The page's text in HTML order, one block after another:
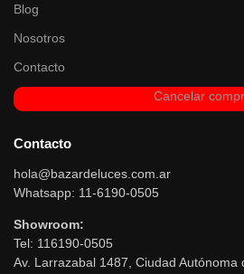
Blog
Nosotros
Contacto
Cancelar
Contacto
hola@bazardeluces.com.ar
Whatsapp: 11-6190-0505
Showroom:
Tel: 116190-0505
Av. Larrazabal 1487, Ciudad Autónoma